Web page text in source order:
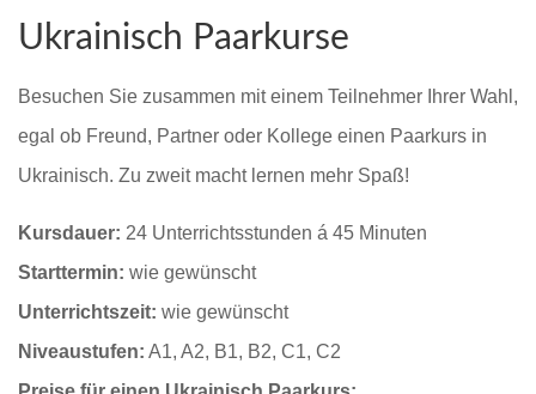
Ukrainisch Paarkurse
Besuchen Sie zusammen mit einem Teilnehmer Ihrer Wahl,
egal ob Freund, Partner oder Kollege einen Paarkurs in
Ukrainisch. Zu zweit macht lernen mehr Spaß!
Kursdauer: 24 Unterrichtsstunden á 45 Minuten
Starttermin: wie gewünscht
Unterrichtszeit: wie gewünscht
Niveaustufen: A1, A2, B1, B2, C1, C2